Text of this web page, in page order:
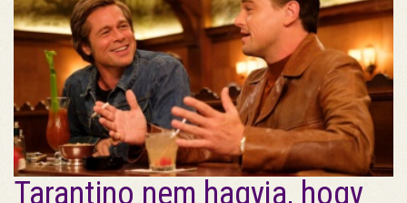
Tarantino nem hagyja, hogy